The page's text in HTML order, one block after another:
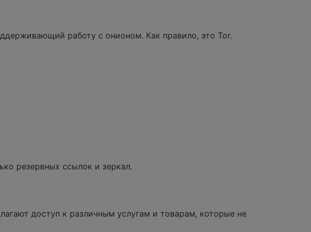
работу с онионом. Как правило, это Tor.
резервных ссылок и зеркал.
доступ к различным услугам и товарам, которые не